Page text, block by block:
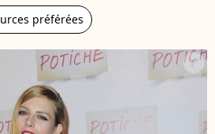
préférées